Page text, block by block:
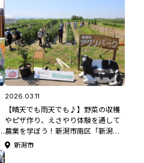
2026.03.11
【晴天でも雨天でも♪】野菜の収穫
やピザ作り、えさやり体験を通して
農業を学ぼう！新潟市南区「新潟市
アグリパーク」【新潟県のこどもが
新潟市